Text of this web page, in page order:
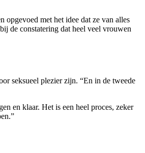
opgevoed met het idee dat ze van alles
de constatering dat heel veel vrouwen
seksueel plezier zijn. “En in de tweede
en klaar. Het is een heel proces, zeker